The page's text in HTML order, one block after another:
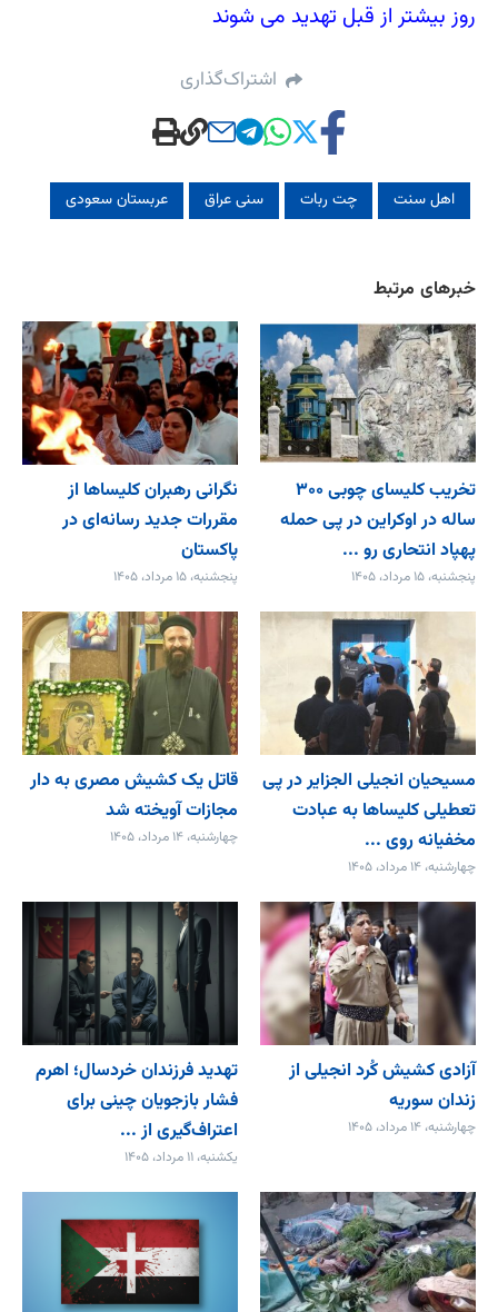
روز بیشتر از قبل تهدید می شوند
اشتراک‌گذاری
اهل سنت چت ربات سنی عراق عربستان سعودی
خبرهای مرتبط
تخریب کلیسای چوبی ۳۰۰
ساله در اوکراین در پی حمله
پهپاد انتحاری رو ...
پنجشنبه، ۱۵ مرداد، ۱۴۰۵
نگرانی رهبران کلیساها از
مقررات جدید رسانه‌ای در
پاکستان
پنجشنبه، ۱۵ مرداد، ۱۴۰۵
مسیحیان انجیلی الجزایر در پی
تعطیلی کلیساها به عبادت
مخفیانه روی ...
چهارشنبه، ۱۴ مرداد، ۱۴۰۵
قاتل یک کشیش مصری به دار
مجازات آویخته شد
چهارشنبه، ۱۴ مرداد، ۱۴۰۵
آزادی کشیش کُرد انجیلی از
زندان سوریه
چهارشنبه، ۱۴ مرداد، ۱۴۰۵
تهدید فرزندان خردسال؛ اهرم
فشار بازجویان چینی برای
اعتراف‌گیری از ...
یکشنبه، ۱۱ مرداد، ۱۴۰۵